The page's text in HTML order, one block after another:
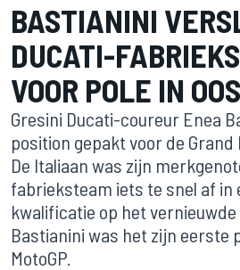
BASTIANINI
DUCATI-
VOOR POLE IN
Gresini Ducati-coureur Enea
position gepakt voor de Grand
De Italiaan was zijn
fabrieksteam iets te snel af in
kwalificatie op het
Bastianini was het zijn eerste
MotoGP.